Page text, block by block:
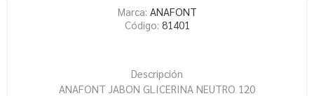
Marca: ANAFONT
Código: 81401
Descripción
ANAFONT JABON GLICERINA NEUTRO 120